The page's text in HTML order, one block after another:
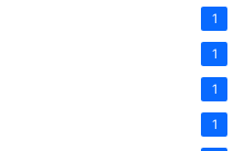
1
1
1
1